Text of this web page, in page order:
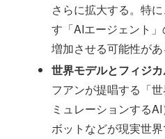
さらに拡大する。特
す「AIエージェント
増加させる可能性があ
世界モデルとフィジ
フアンが提唱する「
ミュレーションする
ボットなどが現実世